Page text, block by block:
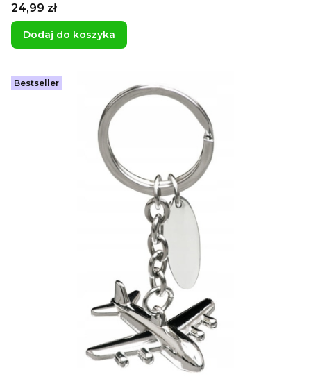
Cena
24,99 zł
Dodaj do koszyka
Bestseller